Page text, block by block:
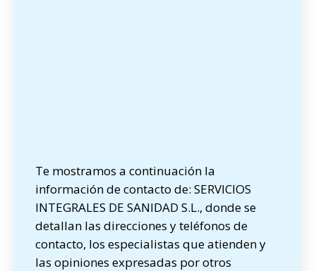
Te mostramos a continuación la
información de contacto de: SERVICIOS
INTEGRALES DE SANIDAD S.L., donde se
detallan las direcciones y teléfonos de
contacto, los especialistas que atienden y
las opiniones expresadas por otros